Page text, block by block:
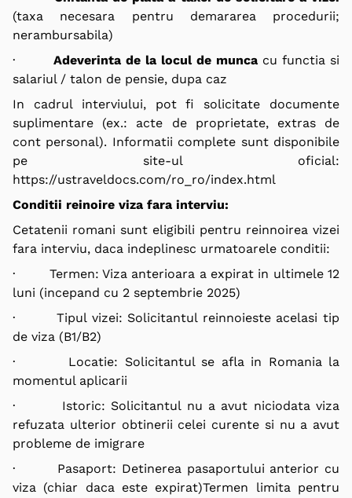
(taxa necesara pentru demararea procedurii;
nerambursabila)
· Adeverinta de la locul de munca cu functia si
salariul / talon de pensie, dupa caz
In cadrul interviului, pot fi solicitate documente
suplimentare (ex.: acte de proprietate, extras de
cont personal). Informatii complete sunt disponibile
pe site-ul oficial:
https://ustraveldocs.com/ro_ro/index.html
Conditii reinoire viza fara interviu:
Cetatenii romani sunt eligibili pentru reinnoirea vizei
fara interviu, daca indeplinesc urmatoarele conditii:
· Termen: Viza anterioara a expirat in ultimele 12
luni (incepand cu 2 septembrie 2025)
· Tipul vizei: Solicitantul reinnoieste acelasi tip
de viza (B1/B2)
· Locatie: Solicitantul se afla in Romania la
momentul aplicarii
· Istoric: Solicitantul nu a avut niciodata viza
refuzata ulterior obtinerii celei curente si nu a avut
probleme de imigrare
· Pasaport: Detinerea pasaportului anterior cu
viza (chiar daca este expirat)Termen limita pentru